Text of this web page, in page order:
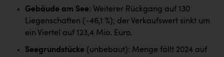
Smurfit Westrock Nettingsdorf
TGW Logistics
Gebäude am See: Weiterer Rückgang auf 130
Liegenschaften (-46,1 %); der Verkaufswert sinkt um
ein Viertel auf 123,4 Mio. Euro.
Seegrundstücke (unbebaut): Menge fällt 2024 auf